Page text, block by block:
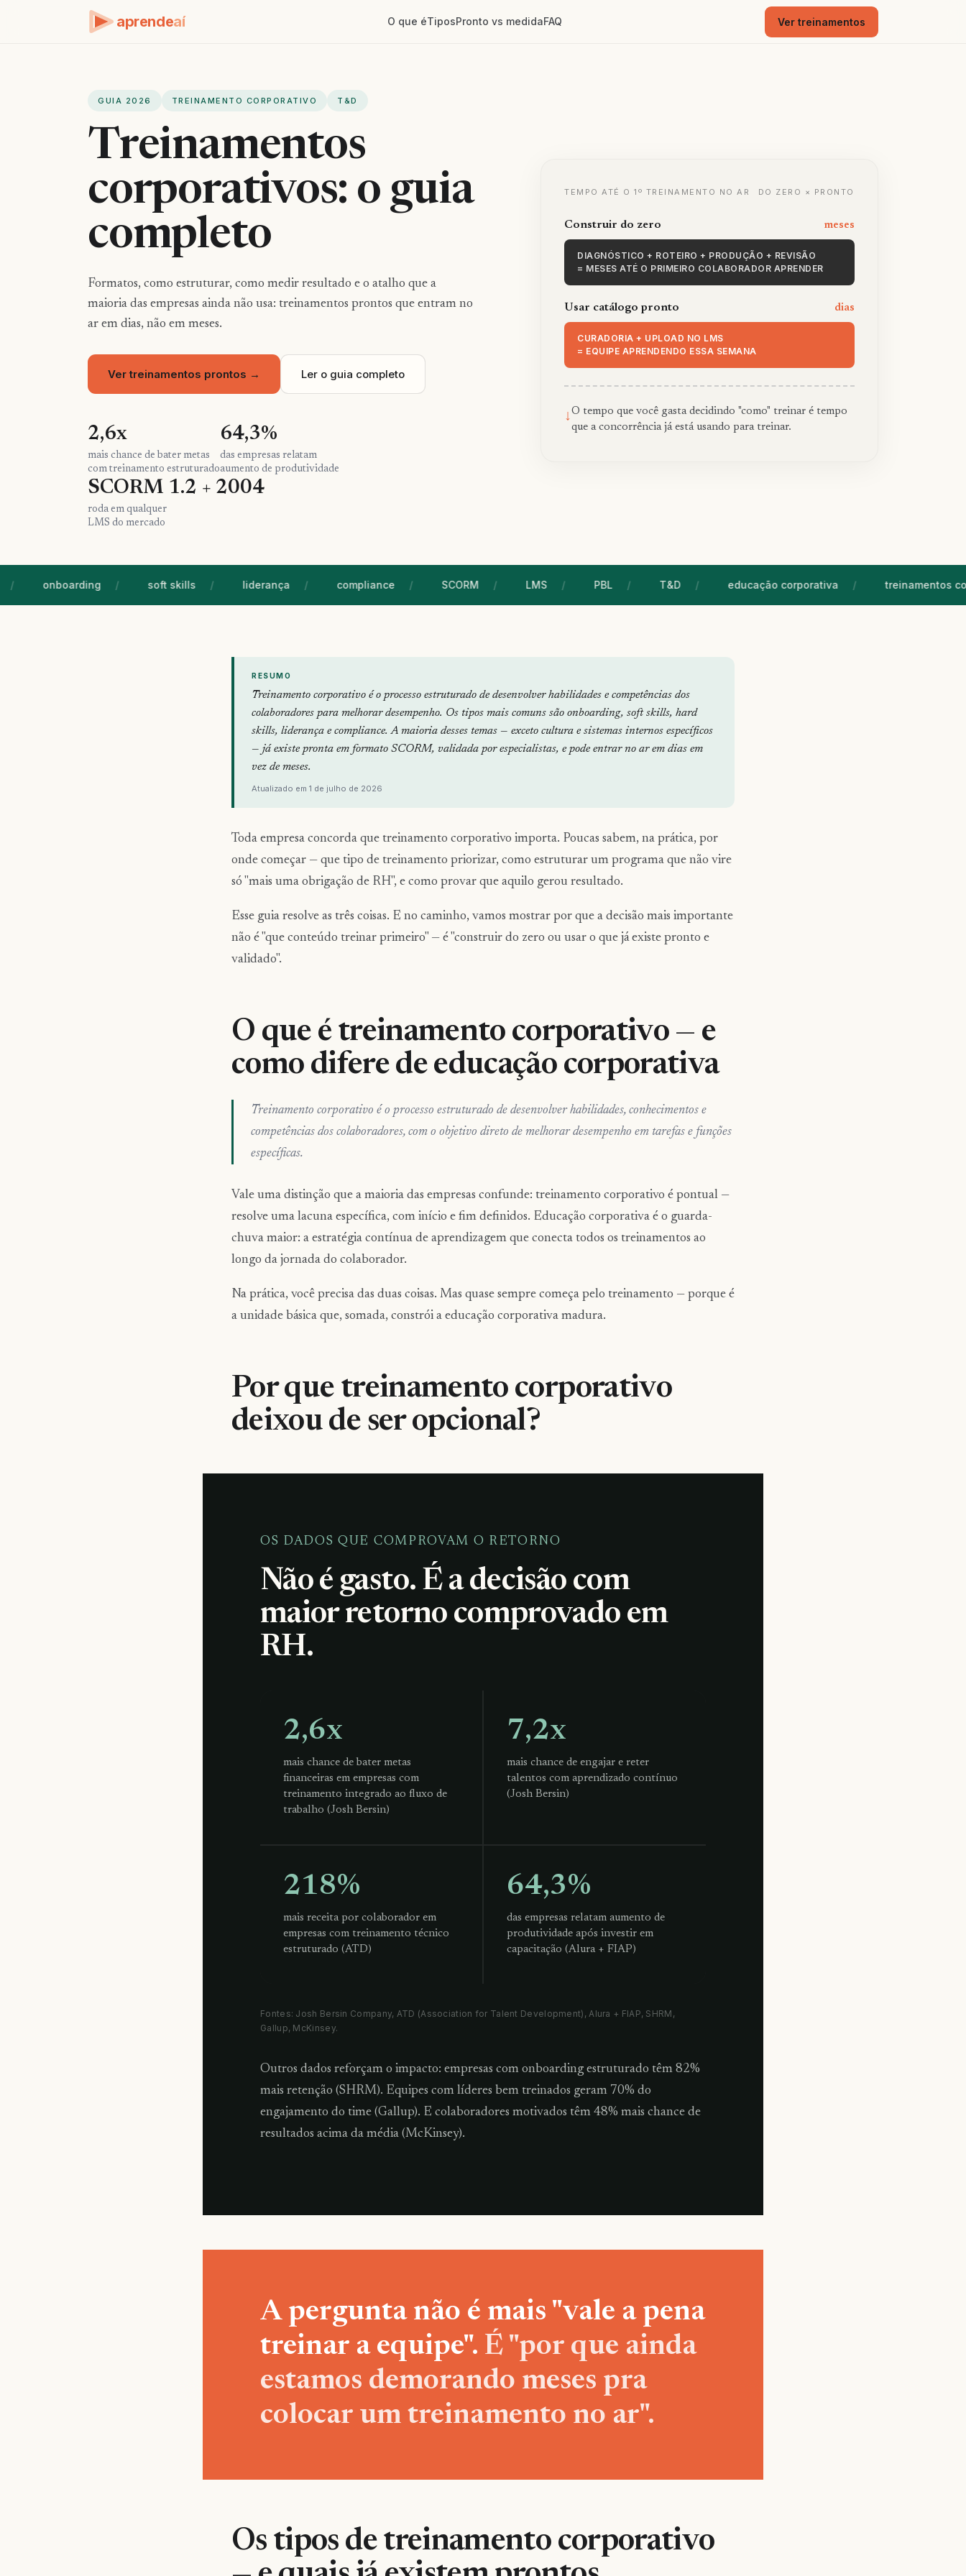
aprendeaí O que éTiposPronto vs medidaFAQ Ver treinamentos
GUIA 2026 TREINAMENTO CORPORATIVO T&D
Treinamentos
corporativos: o guia
completo
Formatos, como estruturar, como medir resultado e o atalho que a
maioria das empresas ainda não usa: treinamentos prontos que entram no
ar em dias, não em meses.
Ver treinamentos prontos → Ler o guia completo
2,6x
mais chance de bater metas
com treinamento estruturado
64,3%
das empresas relatam
aumento de produtividade
SCORM 1.2 + 2004
roda em qualquer
LMS do mercado
TEMPO ATÉ O 1º TREINAMENTO NO AR DO ZERO × PRONTO
Construir do zero meses
DIAGNÓSTICO + ROTEIRO + PRODUÇÃO + REVISÃO
= MESES ATÉ O PRIMEIRO COLABORADOR APRENDER
Usar catálogo pronto dias
CURADORIA + UPLOAD NO LMS
= EQUIPE APRENDENDO ESSA SEMANA
↓O tempo que você gasta decidindo "como" treinar é tempo
que a concorrência já está usando para treinar.
onboarding soft skills liderança compliance SCORM LMS PBL T&D educação corporativa treinamentos
RESUMO
Treinamento corporativo é o processo estruturado de desenvolver habilidades e competências dos
colaboradores para melhorar desempenho. Os tipos mais comuns são onboarding, soft skills, hard
skills, liderança e compliance. A maioria desses temas — exceto cultura e sistemas internos específicos
— já existe pronta em formato SCORM, validada por especialistas, e pode entrar no ar em dias em
vez de meses.
Atualizado em 1 de julho de 2026
Toda empresa concorda que treinamento corporativo importa. Poucas sabem, na prática, por
onde começar — que tipo de treinamento priorizar, como estruturar um programa que não vire
só "mais uma obrigação de RH", e como provar que aquilo gerou resultado.
Esse guia resolve as três coisas. E no caminho, vamos mostrar por que a decisão mais importante
não é "que conteúdo treinar primeiro" — é "construir do zero ou usar o que já existe pronto e
validado".
O que é treinamento corporativo — e
como difere de educação corporativa
Treinamento corporativo é o processo estruturado de desenvolver habilidades, conhecimentos e
competências dos colaboradores, com o objetivo direto de melhorar desempenho em tarefas e funções
específicas.
Vale uma distinção que a maioria das empresas confunde: treinamento corporativo é pontual —
resolve uma lacuna específica, com início e fim definidos. Educação corporativa é o guarda-
chuva maior: a estratégia contínua de aprendizagem que conecta todos os treinamentos ao
longo da jornada do colaborador.
Na prática, você precisa das duas coisas. Mas quase sempre começa pelo treinamento — porque é
a unidade básica que, somada, constrói a educação corporativa madura.
Por que treinamento corporativo
deixou de ser opcional?
OS DADOS QUE COMPROVAM O RETORNO
Não é gasto. É a decisão com
maior retorno comprovado em
RH.
2,6x
mais chance de bater metas
financeiras em empresas com
treinamento integrado ao fluxo de
trabalho (Josh Bersin)
7,2x
mais chance de engajar e reter
talentos com aprendizado contínuo
(Josh Bersin)
218%
mais receita por colaborador em
empresas com treinamento técnico
estruturado (ATD)
64,3%
das empresas relatam aumento de
produtividade após investir em
capacitação (Alura + FIAP)
Fontes: Josh Bersin Company, ATD (Association for Talent Development), Alura + FIAP, SHRM,
Gallup, McKinsey.
Outros dados reforçam o impacto: empresas com onboarding estruturado têm 82%
mais retenção (SHRM). Equipes com líderes bem treinados geram 70% do
engajamento do time (Gallup). E colaboradores motivados têm 48% mais chance de
resultados acima da média (McKinsey).
A pergunta não é mais "vale a pena
treinar a equipe". É "por que ainda
estamos demorando meses pra
colocar um treinamento no ar".
Os tipos de treinamento corporativo